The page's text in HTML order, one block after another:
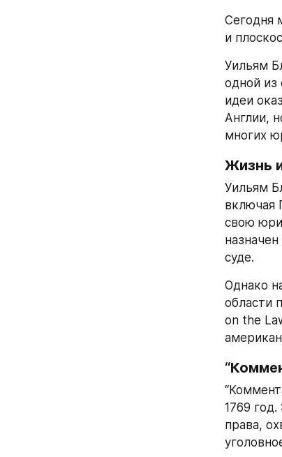
Сегодня
и
Уильям
одной из
идеи
Англии,
многих
Жизнь
Уильям
включая
свою
суде.
Однако
области
on the
1769
права,